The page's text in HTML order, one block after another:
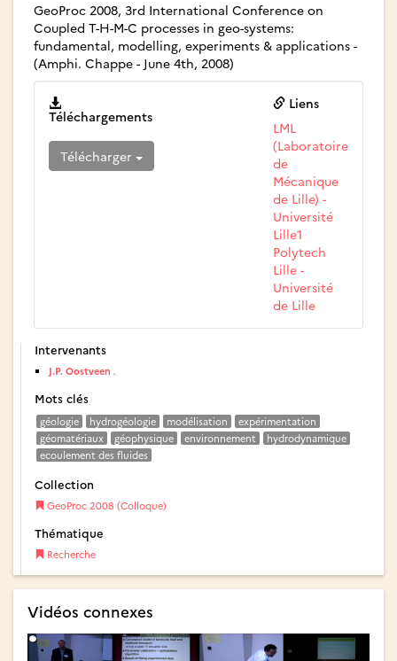
GeoProc 2008, 3rd International Conference on
Coupled T-H-M-C processes in geo-systems:
fundamental, modelling, experiments & applications -
(Amphi. Chappe - June 4th, 2008)
Téléchargements
Télécharger
Liens
LML
(Laboratoire
de
Mécanique
de Lille) -
Université
Lille1
Polytech
Lille -
Université
de Lille
Intervenants
J.P. Oostveen .
Mots clés
géologie hydrogéologie modélisation
expérimentation
géomatériaux
géophysique environnement
hydrodynamique
ecoulement des fluides
Collection
GeoProc 2008 (Colloque)
Thématique
Recherche
Vidéos connexes